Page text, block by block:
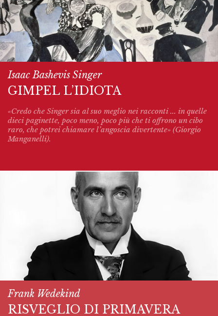
Isaac Bashevis Singer
GIMPEL L’IDIOTA
«Credo che Singer sia al suo meglio nei racconti ... in quelle
dieci paginette, poco meno, poco più che ti offrono un cibo
raro, che potrei chiamare l’angoscia divertente» (Giorgio
Manganelli).
Frank Wedekind
RISVEGLIO DI PRIMAVERA